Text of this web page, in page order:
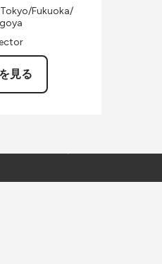
Fukuoka/
見る